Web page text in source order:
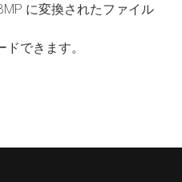
に変換されたファイル
できます。